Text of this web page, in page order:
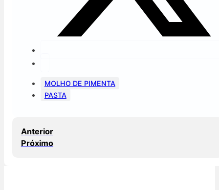
MOLHO DE PIMENTA
PASTA
Anterior
Próximo